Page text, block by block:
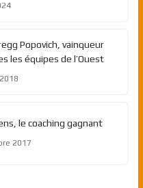
Popovich, vainqueur
les équipes de l’Ouest
le coaching gagnant
2017